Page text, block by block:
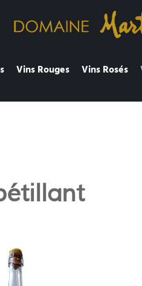
Vins Rouges Vins Rosés